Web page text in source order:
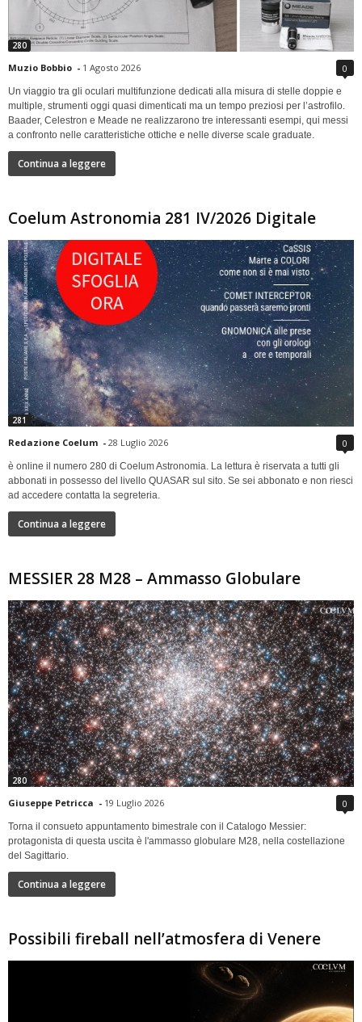
280
Muzio Bobbio - 1 Agosto 2026 0
Un viaggio tra gli oculari multifunzione dedicati alla misura di stelle doppie e
multiple, strumenti oggi quasi dimenticati ma un tempo preziosi per l’astrofilo.
Baader, Celestron e Meade ne realizzarono tre interessanti esempi, qui messi
a confronto nelle caratteristiche ottiche e nelle diverse scale graduate.
Continua a leggere
Coelum Astronomia 281 IV/2026 Digitale
281
Redazione Coelum - 28 Luglio 2026 0
è online il numero 280 di Coelum Astronomia. La lettura è riservata a tutti gli
abbonati in possesso del livello QUASAR sul sito. Se sei abbonato e non riesci
ad accedere contatta la segreteria.
Continua a leggere
MESSIER 28 M28 – Ammasso Globulare
280
Giuseppe Petricca - 19 Luglio 2026 0
Torna il consueto appuntamento bimestrale con il Catalogo Messier:
protagonista di questa uscita è l'ammasso globulare M28, nella costellazione
del Sagittario.
Continua a leggere
Possibili fireball nell’atmosfera di Venere